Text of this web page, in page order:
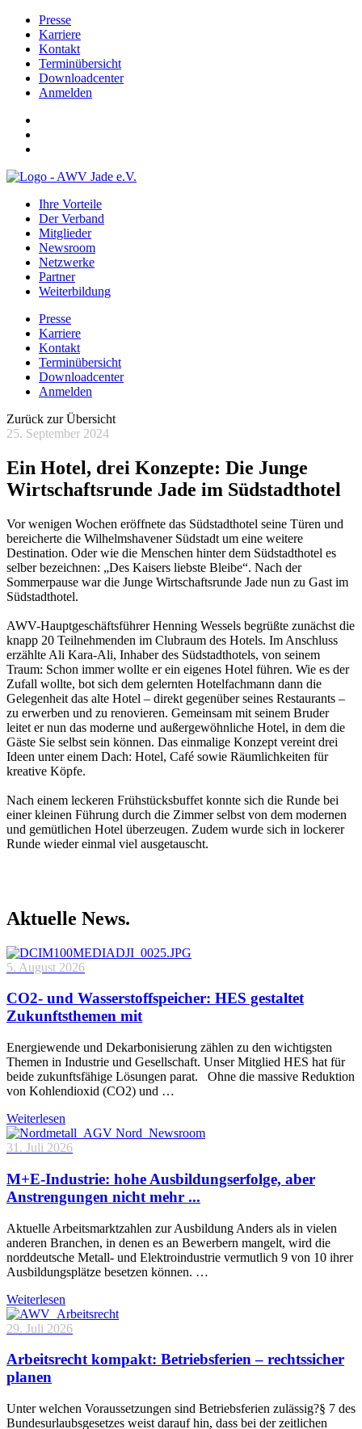
Presse
Karriere
Kontakt
Terminübersicht
Downloadcenter
Anmelden
Ihre Vorteile
Der Verband
Mitglieder
Newsroom
Netzwerke
Partner
Weiterbildung
Presse
Karriere
Kontakt
Terminübersicht
Downloadcenter
Anmelden
Zurück zur Übersicht
25. September 2024
Ein Hotel, drei Konzepte: Die Junge
Wirtschaftsrunde Jade im Südstadthotel
Vor wenigen Wochen eröffnete das Südstadthotel seine Türen und
bereicherte die Wilhelmshavener Südstadt um eine weitere
Destination. Oder wie die Menschen hinter dem Südstadthotel es
selber bezeichnen: „Des Kaisers liebste Bleibe“. Nach der
Sommerpause war die Junge Wirtschaftsrunde Jade nun zu Gast im
Südstadthotel.
AWV-Hauptgeschäftsführer Henning Wessels begrüßte zunächst die
knapp 20 Teilnehmenden im Clubraum des Hotels. Im Anschluss
erzählte Ali Kara-Ali, Inhaber des Südstadthotels, von seinem
Traum: Schon immer wollte er ein eigenes Hotel führen. Wie es der
Zufall wollte, bot sich dem gelernten Hotelfachmann dann die
Gelegenheit das alte Hotel – direkt gegenüber seines Restaurants –
zu erwerben und zu renovieren. Gemeinsam mit seinem Bruder
leitet er nun das moderne und außergewöhnliche Hotel, in dem die
Gäste Sie selbst sein können. Das einmalige Konzept vereint drei
Ideen unter einem Dach: Hotel, Café sowie Räumlichkeiten für
kreative Köpfe.
Nach einem leckeren Frühstücksbuffet konnte sich die Runde bei
einer kleinen Führung durch die Zimmer selbst von dem modernen
und gemütlichen Hotel überzeugen. Zudem wurde sich in lockerer
Runde wieder einmal viel ausgetauscht.
Aktuelle News.
5. August 2026
CO2- und Wasserstoffspeicher: HES gestaltet
Zukunftsthemen mit
Energiewende und Dekarbonisierung zählen zu den wichtigsten
Themen in Industrie und Gesellschaft. Unser Mitglied HES hat für
beide zukunftsfähige Lösungen parat. Ohne die massive Reduktion
von Kohlendioxid (CO2) und …
Weiterlesen
31. Juli 2026
M+E-Industrie: hohe Ausbildungserfolge, aber
Anstrengungen nicht mehr ...
Aktuelle Arbeitsmarktzahlen zur Ausbildung Anders als in vielen
anderen Branchen, in denen es an Bewerbern mangelt, wird die
norddeutsche Metall- und Elektroindustrie vermutlich 9 von 10 ihrer
Ausbildungsplätze besetzen können. …
Weiterlesen
29. Juli 2026
Arbeitsrecht kompakt: Betriebsferien – rechtssicher
planen
Unter welchen Voraussetzungen sind Betriebsferien zulässig?§ 7 des
Bundesurlaubsgesetzes weist darauf hin, dass bei der zeitlichen